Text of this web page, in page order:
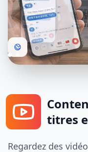
titres
Regardez des